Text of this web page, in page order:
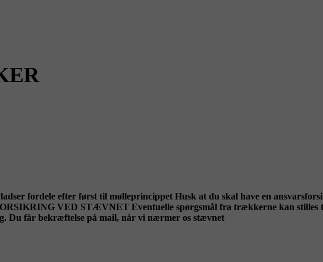
fordele efter først til mølleprincippet Husk at du skal have en
VED STÆVNET Eventuelle spørgsmål fra trækkerne kan stilles
Du får bekræftelse på mail, når vi nærmer os stævnet